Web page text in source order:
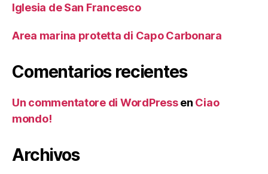
Iglesia de San Francesco
Area marina protetta di Capo Carbonara
Comentarios recientes
Un commentatore di WordPressen Ciao
mondo!
Archivos